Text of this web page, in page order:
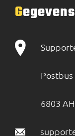
Gegevens
6803